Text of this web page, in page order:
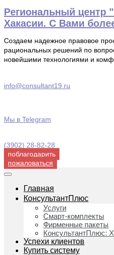
Перейти
к
содержимому
Региональный центр
Хакасии. С Вами
Создаем надежное правовое
рациональных решений по
новейшими технологиями и
info@consultant19.ru
Мы в Telegram
(3902) 28-82-28
поблагодарить
пожаловаться
Главная
КонсультантПлюс
Услуги
Смарт-комплекты
Фирменные пакеты
КонсультантПлюс:
Успехи клиентов
Купить систему